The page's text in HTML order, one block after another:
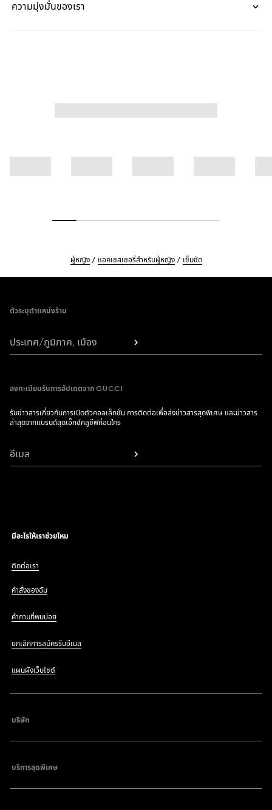
ความมุ่งมั่นของเรา
ผู้หญิง แอคเซสเซอรี่สำหรับผู้หญิง เข็มขัด
ตัวระบุตำแหน่งร้าน
ประเทศ/ภูมิภาค, เมือง
ลงทะเบียนรับการอัปเดตจาก GUCCI
รับข่าวสารเกี่ยวกับการเปิดตัวคอลเล็กชั่น การติดต่อเพื่อส่งข่าวสารสุดพิเศษ และข่าวสาร
ล่าสุดจากแบรนด์สุดเอ็กซ์คลูซีฟก่อนใคร
อีเมล
มีอะไรให้เราช่วยไหม
ติดต่อเรา
คำสั่งของฉัน
คำถามที่พบบ่อย
ยกเลิกการสมัครรับอีเมล
แผนผังเว็บไซต์
บริษัท
บริการสุดพิเศษ